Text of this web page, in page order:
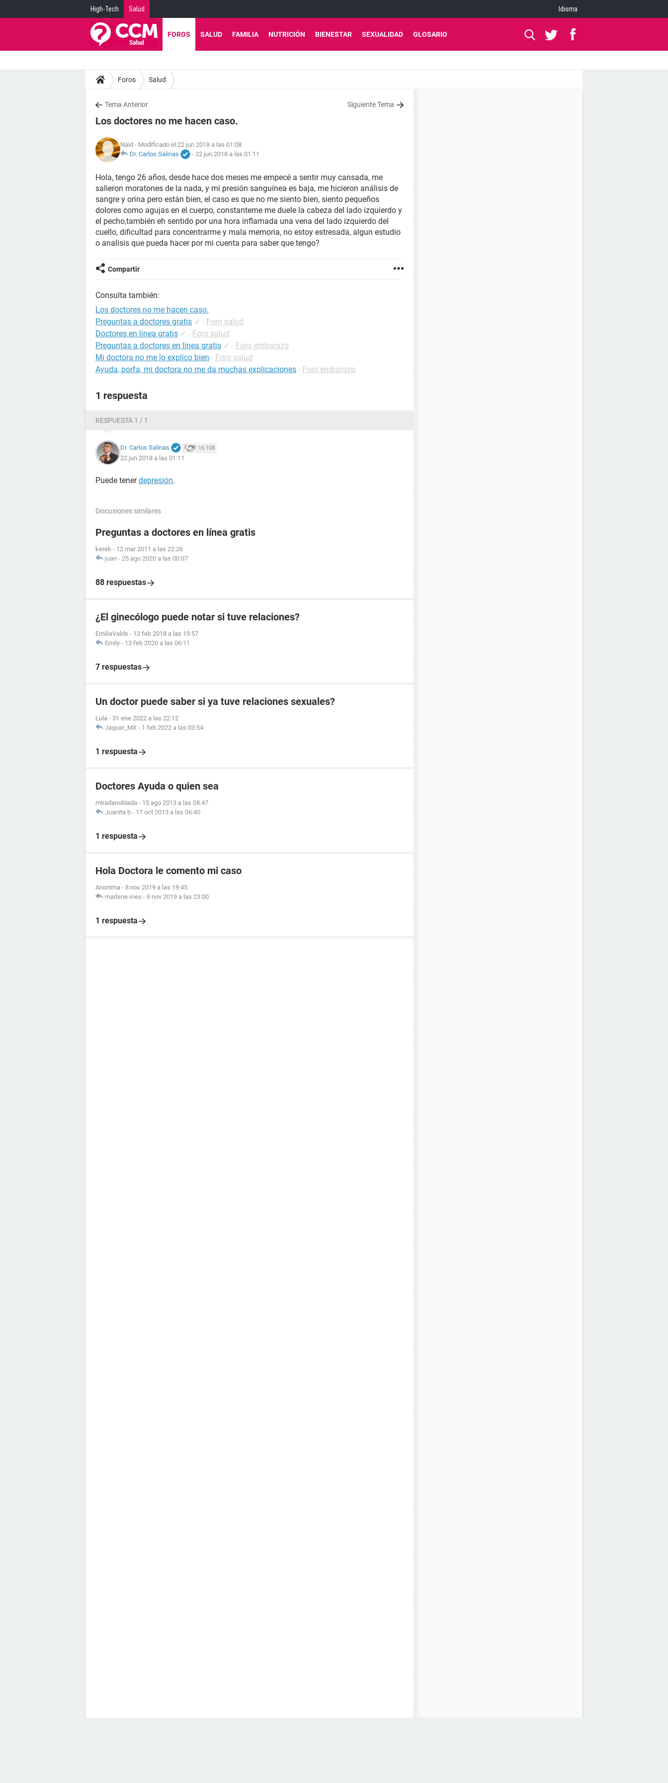
High-Tech Salud Idioma
FOROS SALUD FAMILIA NUTRICIÓN BIENESTAR SEXUALIDAD GLOSARIO
Foros Salud
Tema Anterior Siguiente Tema
Los doctores no me hacen caso.
Naid - Modificado el 22 jun 2018 a las 01:08
Dr. Carlos Salinas
- 22 jun 2018 a las 01:11
Hola, tengo 26 años, desde hace dos meses me empecé a sentir muy cansada, me
salieron moratones de la nada, y mi presión sanguínea es baja, me hicieron análisis de
sangre y orina pero están bien, el caso es que no me siento bien, siento pequeños
dolores como agujas en el cuerpo, constanteme me duele la cabeza del lado izquierdo y
el pecho,también eh sentido por una hora inflamada una vena del lado izquierdo del
cuello, dificultad para concentrarme y mala memoria, no estoy estresada, algun estudio
o analisis que pueda hacer por mi cuenta para saber que tengo?
Compartir
Consulta también:
Los doctores no me hacen caso.
Preguntas a doctores gratis ✓ - Foro salud
Doctores en linea gratis ✓ - Foro salud
Preguntas a doctores en línea gratis ✓ - Foro embarazo
Mi doctora no me lo explico bien - Foro salud
Ayuda, porfa, mi doctora no me da muchas explicaciones - Foro embarazo
1 respuesta
RESPUESTA 1 / 1
Dr. Carlos Salinas 16.108
22 jun 2018 a las 01:11
Puede tenerdepresión.
Discusiones similares
Preguntas a doctores en línea gratis
kerek - 12 mar 2011 a las 22:26
juan - 25 ago 2020 a las 00:07
88 respuestas
¿El ginecólogo puede notar si tuve relaciones?
EmiliaValds - 12 feb 2018 a las 19:57
Emily - 13 feb 2020 a las 06:11
7 respuestas
Un doctor puede saber si ya tuve relaciones sexuales?
Lula - 31 ene 2022 a las 22:12
Jaguar_MX - 1 feb 2022 a las 03:54
1 respuesta
Doctores Ayuda o quien sea
miradanublada - 15 ago 2013 a las 08:47
Juanita b - 17 oct 2013 a las 06:40
1 respuesta
Hola Doctora le comento mi caso
Anonima - 8 nov 2019 a las 19:45
marlene-ines - 8 nov 2019 a las 23:00
1 respuesta